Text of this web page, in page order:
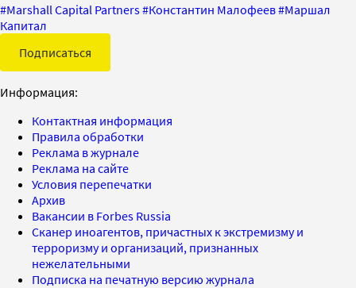
#Marshall Capital Partners#Константин Малофеев#Маршал
Капитал
Подписаться
Информация:
Контактная информация
Правила обработки
Реклама в журнале
Реклама на сайте
Условия перепечатки
Архив
Вакансии в Forbes Russia
Сканер иноагентов, причастных к экстремизму и
терроризму и организаций, признанных
нежелательными
Подписка на печатную версию журнала